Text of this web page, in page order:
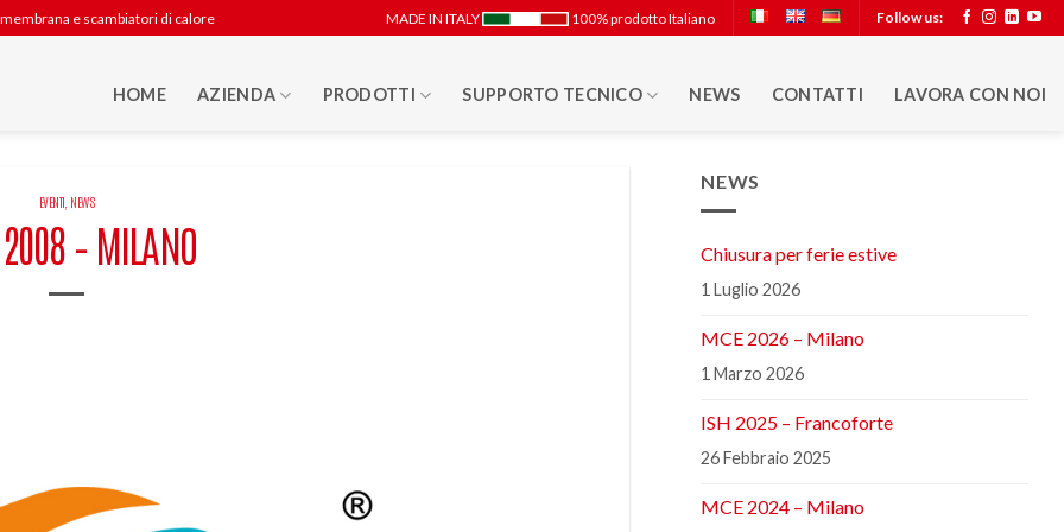
e scambiatori di calore MADE IN ITALY 100% prodotto Italiano Follow us:
HOME AZIENDA PRODOTTI SUPPORTO TECNICO NEWS CONTATTI LAVORA CON NOI
EVENTI NEWS
– MILANO
NEWS
Chiusura per ferie estive
1 Luglio 2026
MCE 2026 – Milano
1 Marzo 2026
ISH 2025 – Francoforte
26 Febbraio 2025
MCE 2024 – Milano